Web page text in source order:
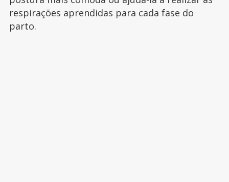
respirações aprendidas para cada fase do
parto.